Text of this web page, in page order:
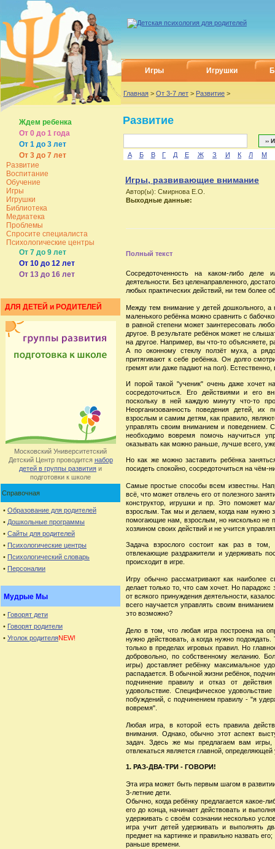
Игры Игрушки
Главная > От 3-7 лет > Развитие >
Ждем ребенка
От 0 до 1 года
От 1 до 3 лет
От 3 до 7 лет
Развитие
Воспитание
Обучение
Игры
Игрушки
Библиотека
Медиатека
Проблемы
Спросите специалиста
Психологические центры
От 7 до 9 лет
От 10 до 12 лет
От 13 до 16 лет
ДЛЯ ДЕТЕЙ и РОДИТЕЛЕЙ
Московский Университетский
Детский Центр проводится набор
детей в группы развития и
подготовки к школе
Справочная
• Образование для родителей
• Дошкольные программы
• Сайты для родителей
• Психологические центры
• Психологический словарь
• Персоналии
Мудрые Мы
• Говорят дети
• Говорят родители
• Уголок родителяNEW!
Развитие
А Б В Г Д Е Ж З И К Л М
Игры, развивающие внимание
Автор(ы): Смирнова Е.О.
Выходные данные:
Полный текст
Сосредоточенность на каком-либо
деятельности. Без целенаправленного,
любых практических действий, ни тем более
Между тем внимание у детей дошкольного, а
маленького ребёнка можно сравнить с
в равной степени может заинтересовать
другое. В результате ребёнок может не
на другое. Например, вы что-то объясняете,
А по оконному стеклу ползёт муха, а
притягивают к себе ребёнка. Он долго
гремят или даже падают на пол).
И порой такой "ученик" очень даже хочет
сосредоточиться. Его действиями и его
поскольку в ней каждую минуту что-то
Неорганизованность поведения детей,
взрослым и самим детям, как правило,
управлять своим вниманием и поведением.
необходимо вовремя помочь научиться
оказывать как можно раньше, лучше всего,
Но как же можно заставить ребёнка
посидеть спокойно, сосредоточиться на чём-
Самые простые способы всем известны.
всё, что может отвлечь его от полезного
конструктор, игрушки и пр. Это поможет
взрослым. Так мы и делаем, когда нам нужно
помогающие нам, взрослым, но нисколько не
хозяином своих действий и не учится
Задача взрослого состоит как раз в том,
отвлекающие раздражители и удерживать
происходит в игре.
Игру обычно рассматривают как наиболее
делает только то, что сам хочет. Но
от всякого принуждения деятельности,
всего научается управлять своим
это возможно?
Дело в том, что любая игра построена на
нужно действовать, а когда нужно
только в пределах игровых правил. Но
добровольно, по собственному желанию.
игры) доставляет ребёнку максимальное
распадается. В обычной жизни ребёнок,
подчинение правилу и отказ от
удовольствие. Специфическое
побуждений, с подчинением правилу - "я
вовремя".
Любая игра, в которой есть правила
внимания. Однако, обычно этот аспект
задач. Здесь же мы предлагаем вам игры,
отвлекаться является главной, определяющей
1. РАЗ-ДВА-ТРИ - ГОВОРИ!
Эта игра может быть первым шагом в
3-летние дети.
Обычно, когда ребёнку предлагается какое-
его до конца, начинает действовать и
удерживать с своём сознании несколько
игра учит детей удерживать и выполнять
предмет на картинке и правильно назвать
раньше времени.